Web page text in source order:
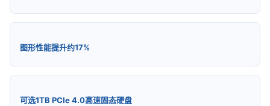
图形性能提升约17%
可选1TB PCIe 4.0高速固态硬盘